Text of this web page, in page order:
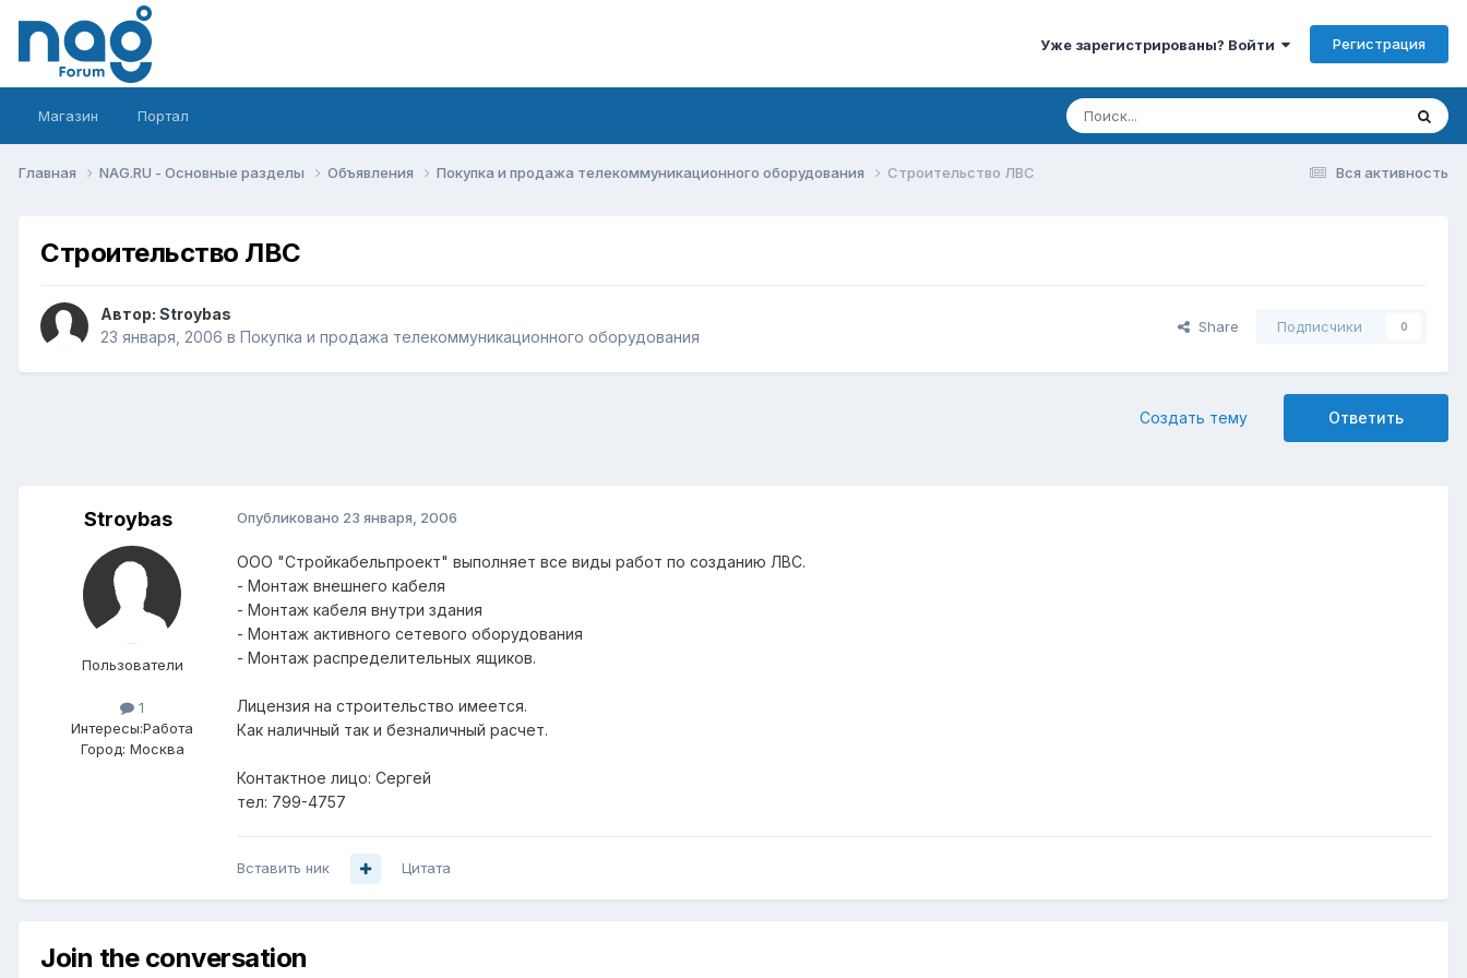
Уже зарегистрированы? Войти Регистрация
Магазин Портал
Вся активность
Главная NAG.RU - Основные разделы Объявления Покупка и продажа телекоммуникационного оборудования Строительство ЛВС
Строительство ЛВС
Автор: Stroybas
23 января, 2006 в Покупка и продажа телекоммуникационного оборудования
Share Подписчики 0
Ответить
Создать тему
Stroybas
Пользователи
1
Интересы:Работа
Город: Москва
Опубликовано 23 января, 2006
ООО "Стройкабельпроект" выполняет все виды работ по созданию ЛВС.
- Монтаж внешнего кабеля
- Монтаж кабеля внутри здания
- Монтаж активного сетевого оборудования
- Монтаж распределительных ящиков.
Лицензия на строительство имеется.
Как наличный так и безналичный расчет.
Контактное лицо: Сергей
тел: 799-4757
Вставить ник Цитата
Join the conversation